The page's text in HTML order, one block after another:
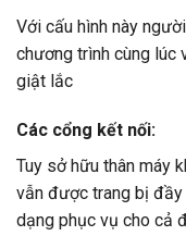
Với cấu hình này
chương trình cùng lúc
giật lắc
Các cổng kết nối:
Tuy sở hữu thân máy
vẫn được trang bị
dạng phục vụ cho cả